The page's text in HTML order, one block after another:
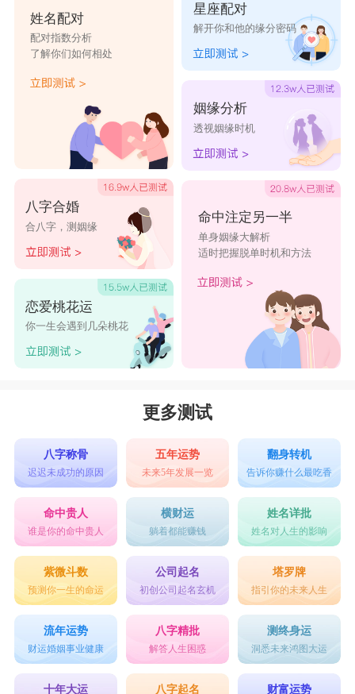
姓名配对
配对指数分析
了解你们如何相处
八字合婚
合八字，测姻缘
恋爱桃花运
你一生会遇到几朵桃花
星座配对
解开你和他的缘分密码
姻缘分析
透视姻缘时机
命中注定另一半
单身姻缘大解析
适时把握脱单时机和方法
更多测试
八字称骨
迟迟未成功的原因
五年运势
未来5年发展一览
翻身转机
告诉你赚什么最吃香
命中贵人
谁是你的命中贵人
横财运
躺着都能赚钱
姓名详批
姓名对人生的影响
紫微斗数
预测你一生的命运
公司起名
初创公司起名玄机
塔罗牌
指引你的未来人生
流年运势
财运婚姻事业健康
八字精批
解答人生困惑
测终身运
洞悉未来鸿图大运
十年大运 八字起名 财富运势